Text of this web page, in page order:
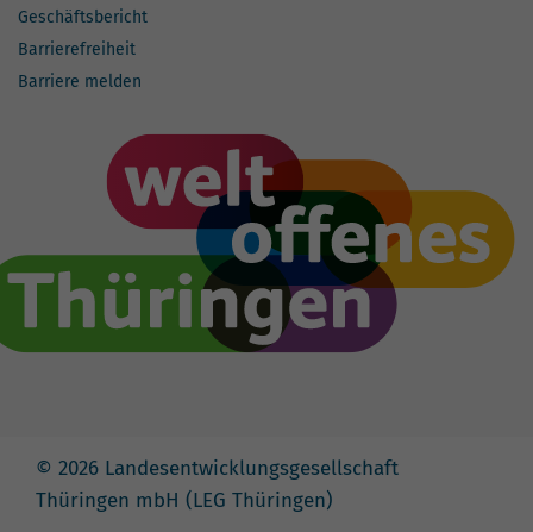
Geschäftsbericht
Barrierefreiheit
Barriere melden
© 2026 Landesentwicklungsgesellschaft
Thüringen mbH (LEG Thüringen)